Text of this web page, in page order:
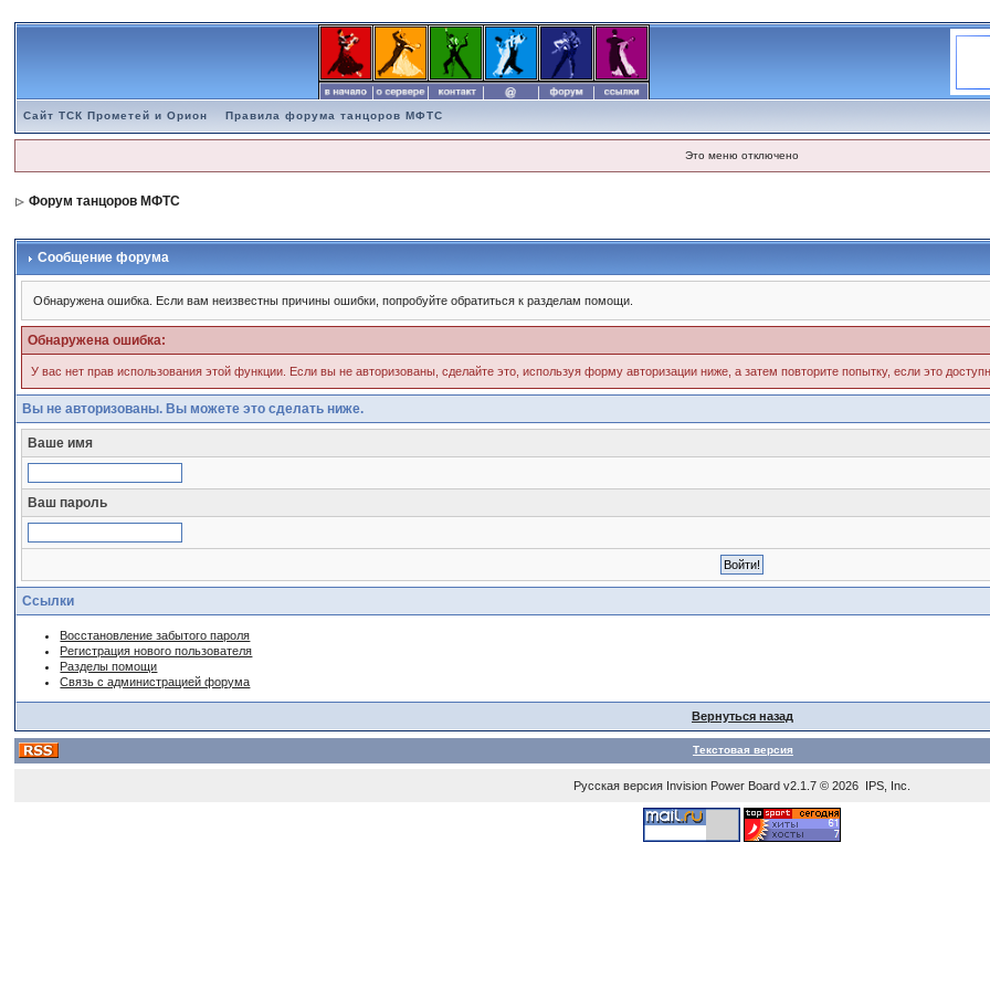
Сайт ТСК Прометей и Орион Правила форума танцоров МФТС
Это меню отключено
Форум танцоров МФТС
Сообщение форума
Обнаружена ошибка. Если вам неизвестны причины ошибки, попробуйте обратиться к разделам помощи.
Обнаружена ошибка:
У вас нет прав использования этой функции. Если вы не авторизованы, сделайте это, используя форму авторизации ниже, а затем повторите попытку, если это
Вы не авторизованы. Вы можете это сделать ниже.
Ваше имя
Ваш пароль
Ссылки
Восстановление забытого пароля
Регистрация нового пользователя
Разделы помощи
Связь с администрацией форума
Вернуться назад
Текстовая версия
Русская версия Invision Power Board v2.1.7 © 2026 IPS, Inc.